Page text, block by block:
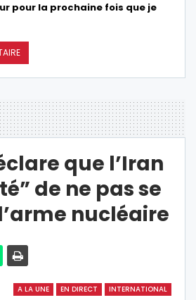
pour la prochaine fois que je
que l’Iran
de ne pas se
nucléaire
A LA UNE EN DIRECT INTERNATIONAL